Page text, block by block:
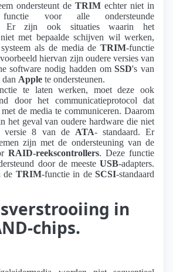
ondersteunt de TRIM echter niet in
voor alle ondersteunde
Er zijn ook situaties waarin het
niet met bepaalde schijven wil werken,
als de media de TRIM-functie
hiervan zijn oudere versies van
software nodig hadden omSSD's van
dan Apple te ondersteunen.
te laten werken, moet deze ook
door het communicatieprotocol dat
de media te communiceren. Daarom
het geval van oudere hardware die niet
versie 8 van de ATA- standaard. Er
zijn met de ondersteuning van de
RAID-reekscontrollers. Deze functie
door de meeste USB-adapters.
de TRIM-functie in deSCSI-standaard
in
chips.